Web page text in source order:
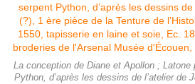
La conception de Diane et Apollon ; Latone
Python, d’après les dessins de l’atelier de